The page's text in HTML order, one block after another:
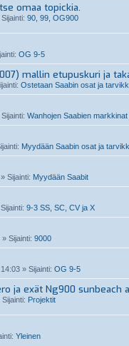
omaa topickia.
90, 99, OG900
OG 9-5
mallin etupuskuri ja
Ostetaan Saabin osat ja
Wanhojen Saabien markkinat
Myydään Saabin osat ja
» Sijainti: Myydään Saabit
9-3 SS, SC, CV ja X
» Sijainti: 9000
» Sijainti: OG 9-5
ja exät Ng900 sunbeach
Sijainti: Projektit
Yleinen